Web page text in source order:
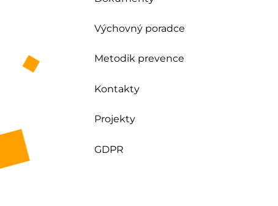
Výchovný poradce
Metodik prevence
Kontakty
Projekty
GDPR